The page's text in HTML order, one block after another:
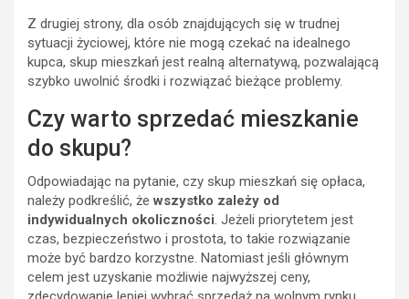
Z drugiej strony, dla osób znajdujących się w trudnej
sytuacji życiowej, które nie mogą czekać na idealnego
kupca, skup mieszkań jest realną alternatywą, pozwalającą
szybko uwolnić środki i rozwiązać bieżące problemy.
Czy warto sprzedać mieszkanie
do skupu?
Odpowiadając na pytanie, czy skup mieszkań się opłaca,
należy podkreślić, żewszystko zależy od
indywidualnych okoliczności. Jeżeli priorytetem jest
czas, bezpieczeństwo i prostota, to takie rozwiązanie
może być bardzo korzystne. Natomiast jeśli głównym
celem jest uzyskanie możliwie najwyższej ceny,